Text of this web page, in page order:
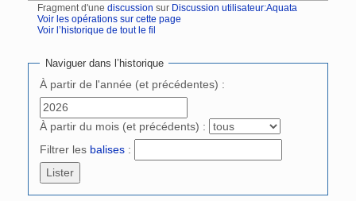
Fragment d'une discussion sur Discussion utilisateur:Aquata
Voir les opérations sur cette page
Voir l’historique de tout le fil
Naviguer dans l’historique
À partir de l'année (et précédentes) :
À partir du mois (et précédents) :
Filtrer les balises :